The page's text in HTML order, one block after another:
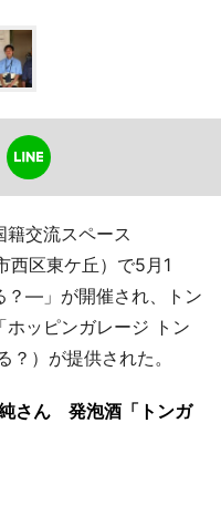
交流スペース
西区東ケ丘）で5月1
？―」が開催され、トン
ホッピンガレージ トン
）が提供された。
さん 発泡酒「トンガ